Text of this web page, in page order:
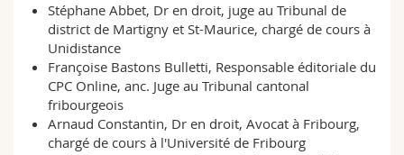
Stéphane Abbet, Dr en droit, juge au Tribunal de
district de Martigny et St-Maurice, chargé de cours à
Unidistance
Françoise Bastons Bulletti, Responsable éditoriale du
CPC Online, anc. Juge au Tribunal cantonal
fribourgeois
Arnaud Constantin, Dr en droit, Avocat à Fribourg,
chargé de cours à l'Université de Fribourg